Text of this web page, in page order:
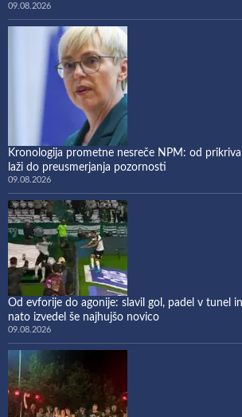
09.08.2026
Kronologija prometne nesreče NPM: od
laži do preusmerjanja pozornosti
09.08.2026
Od evforije do agonije: slavil gol, padel v tunel
nato izvedel še najhujšo novico
09.08.2026